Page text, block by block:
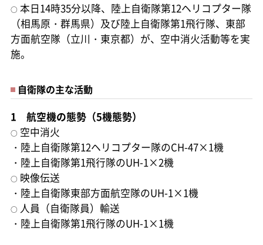
○本日14時35分以降、陸上自衛隊第12ヘリコプター隊
（相馬原・群馬県）及び陸上自衛隊第1飛行隊、東部
方面航空隊（立川・東京都）が、空中消火活動等を実
施。
自衛隊の主な活動
1 航空機の態勢（5機態勢）
○空中消火
・陸上自衛隊第12ヘリコプター隊のCH-47×1機
・陸上自衛隊第1飛行隊のUH-1×2機
○映像伝送
・陸上自衛隊東部方面航空隊のUH-1×1機
○人員（自衛隊員）輸送
・陸上自衛隊第1飛行隊のUH-1×1機